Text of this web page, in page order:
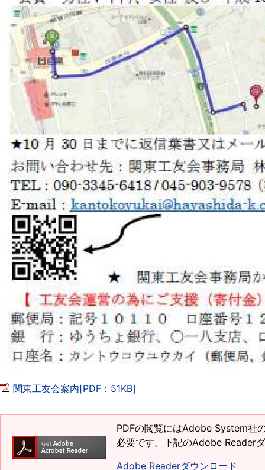
関東工友会案内[PDF：51KB]
PDFの閲覧にはAdobe System社
必要です。下記のAdobe Reader
Adobe Readerダウンロード